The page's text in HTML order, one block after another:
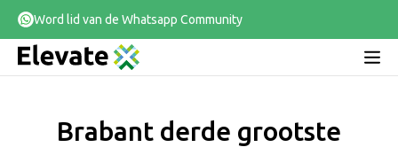
Word lid van de Whatsapp Community
Brabant derde grootste